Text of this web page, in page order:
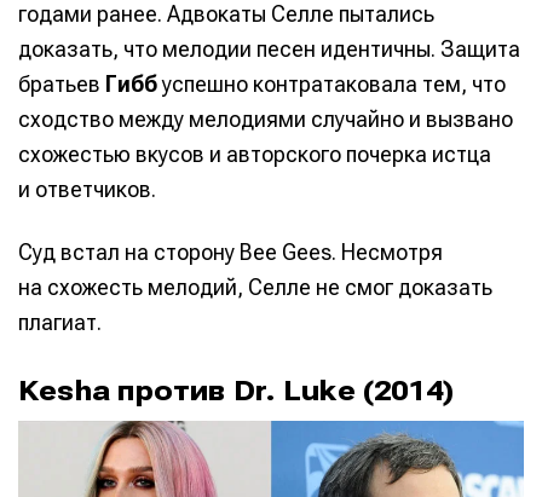
годами ранее. Адвокаты Селле пытались
доказать, что мелодии песен идентичны. Защита
братьев Гиббуспешно контратаковала тем, что
сходство между мелодиями случайно и вызвано
схожестью вкусов и авторского почерка истца
и ответчиков.
Суд встал на сторону Bee Gees. Несмотря
на схожесть мелодий, Селле не смог доказать
плагиат.
Kesha против Dr. Luke (2014)